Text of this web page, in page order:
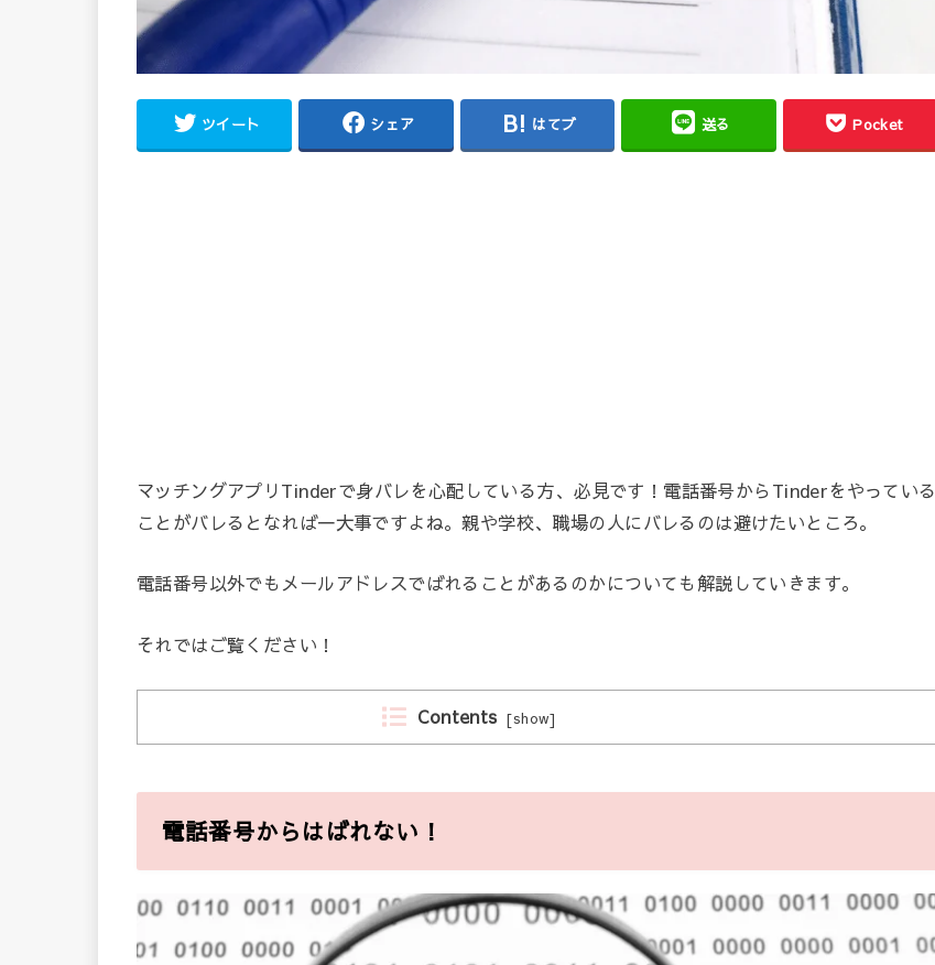
ツイート シェア はてブ 送る Pocket
マッチングアプリTinderで身バレを心配している方、必見です！ 電話番号からTinderをやっている
ことがバレるとなれば一大事ですよね。親や学校、職場の人にバレるのは避けたいところ。
電話番号以外でもメールアドレスでばれることがあるのかについても解説していきます。
それではご覧ください！
Contents [show]
電話番号からはばれない！